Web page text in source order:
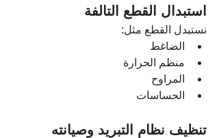
استبدال القطع التالفة
نستبدل القطع مثل:
الضاغط
منظم الحرارة
المراوح
الحساسات
تنظيف نظام التبريد وصيانته